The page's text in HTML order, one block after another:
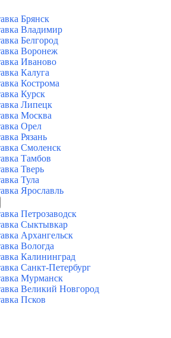
Брянск
Владимир
Белгород
Воронеж
Иваново
Калуга
Кострома
Курск
Липецк
Москва
Орел
Рязань
Смоленск
Тамбов
Тверь
Тула
Ярославль
Петрозаводск
Сыктывкар
Архангельск
Вологда
Калининград
Санкт-Петербург
Мурманск
Великий Новгород
Псков